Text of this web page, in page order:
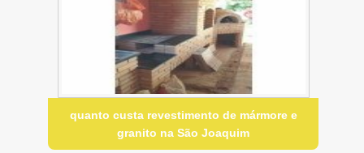
quanto custa revestimento de mármore e
granito na São Joaquim